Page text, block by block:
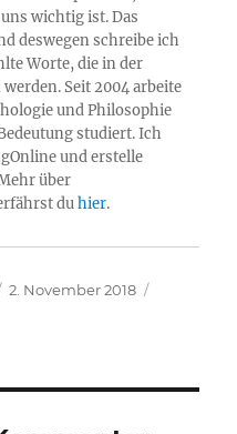
wichtig ist. Das
deswegen schreibe ich
Worte, die in der
Seit 2004 arbeite
und Philosophie
studiert. Ich
und erstelle
über
duhier.
Veröffentlicht
2. November 2018